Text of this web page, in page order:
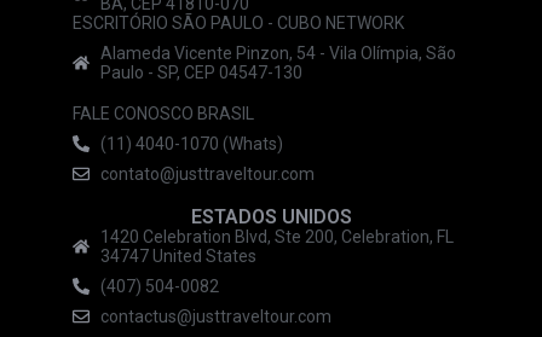
ESCRITÓRIO SÃO PAULO - CUBO NETWORK
Alameda Vicente Pinzon, 54 - Vila Olímpia, São
Paulo - SP, CEP 04547-130
FALE CONOSCO BRASIL
(11) 4040-1070 (Whats)
contato@justtraveltour.com
ESTADOS UNIDOS
1420 Celebration Blvd, Ste 200, Celebration, FL
34747 United States
(407) 504-0082
contactus@justtraveltour.com